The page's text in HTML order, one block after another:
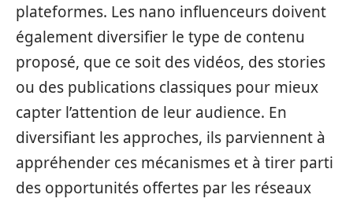
plateformes. Les nano influenceurs doivent
également diversifier le type de contenu
proposé, que ce soit des vidéos, des stories
ou des publications classiques pour mieux
capter l’attention de leur audience. En
diversifiant les approches, ils parviennent à
appréhender ces mécanismes et à tirer parti
des opportunités offertes par les réseaux